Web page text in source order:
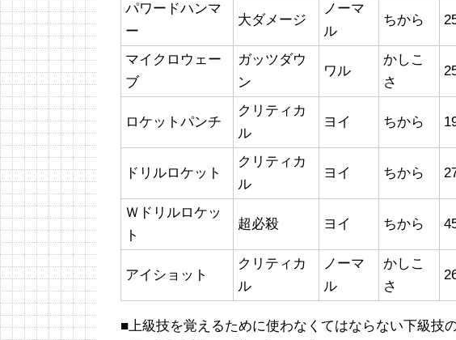
パワードハンマ
ー
大ダメージ
ノーマ
ル
ちから
マイクロウェー
ブ
ガッツダウ
ン
ワル
かしこ
さ
ロケットパンチ
クリティカ
ル
ヨイ ちから
ドリルロケット
クリティカ
ル
ヨイ ちから
Ｗドリルロケッ
ト
超必殺 ヨイ ちから
アイショット
クリティカ
ル
ノーマ
ル
かしこ
さ
■上級技を覚えるために使わなくてはならない下級技